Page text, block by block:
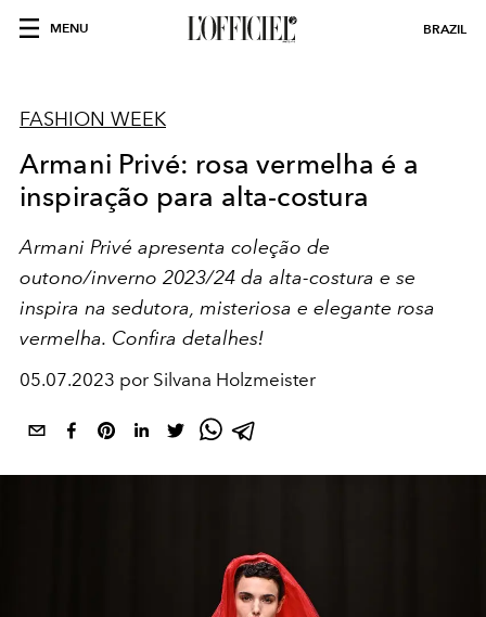
MENU BRAZIL
FASHION WEEK
Armani Privé: rosa vermelha é a
inspiração para alta-costura
Armani Privé apresenta coleção de
outono/inverno 2023/24 da alta-costura e se
inspira na sedutora, misteriosa e elegante rosa
vermelha. Confira detalhes!
05.07.2023 por Silvana Holzmeister